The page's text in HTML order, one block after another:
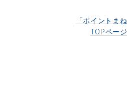
「ポイントま
TOPペー